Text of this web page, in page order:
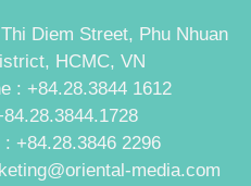
Diem Street, Phu Nhuan
HCMC, VN
: +84.28.3844 1612
: +84.28.3846 2296
media.com